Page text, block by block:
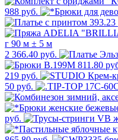
988 руб.
393.23
2 366.40 руб.
811.80
219 руб.
50 руб.
руб.